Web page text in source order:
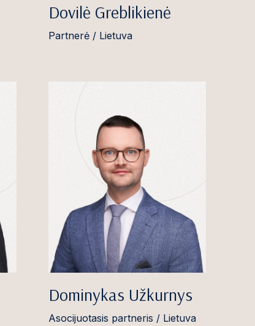
Dovilė Greblikienė
Partnerė / Lietuva
Dominykas Užkurnys
Asocijuotasis partneris / Lietuva